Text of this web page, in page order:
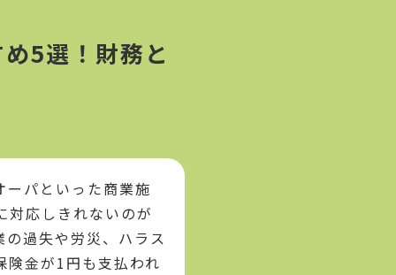
5選！財務と
パといった商業施
対応しきれないのが
過失や労災、ハラス
険金が1円も支払われ